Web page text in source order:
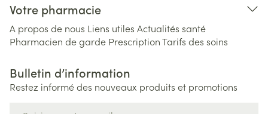
Votre pharmacie
A propos de nous Liens utiles Actualités santé
Pharmacien de garde PrescriptionTarifs des soins
Bulletin d’information
Restez informé des nouveaux produits et promotions